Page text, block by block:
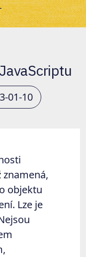
01-10
objektu
Lze je